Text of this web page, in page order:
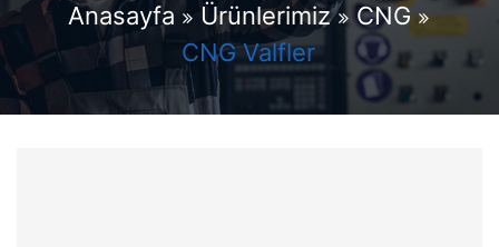
Anasayfa Ürünlerimiz
CNG
CNG Valfler